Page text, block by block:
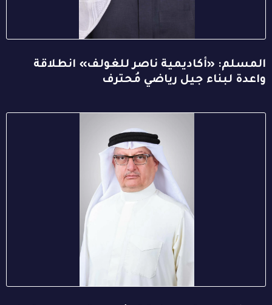
المسلم: «أكاديمية ناصر للغولف» انطلاقة
واعدة لبناء جيل رياضي مُحترف